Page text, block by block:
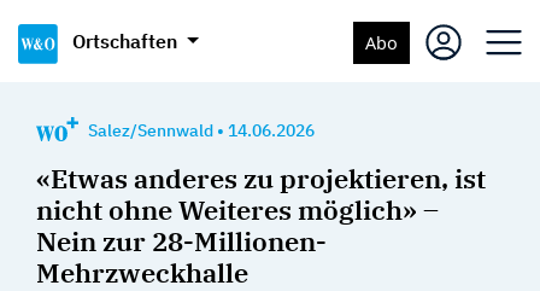
Ortschaften Abo
Salez/Sennwald • 14.06.2026
«Etwas anderes zu projektieren, ist
nicht ohne Weiteres möglich» –
Nein zur 28-Millionen-
Mehrzweckhalle